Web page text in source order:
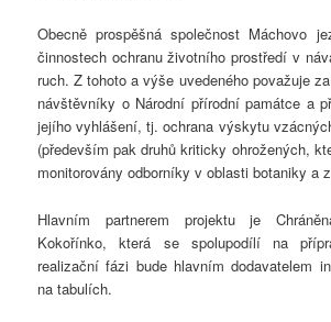
Obecně prospěšná společnost Máchovo
činnostech ochranu životního prostředí v
ruch. Z tohoto a výše uvedeného považuje
návštěvníky o Národní přírodní památce a
jejího vyhlášení, tj. ochrana výskytu
(především pak druhů kriticky ohrožených,
monitorovány odborníky v oblasti botaniky a
Hlavním partnerem projektu je
Kokořínko, která se spolupodílí na
realizační fázi bude hlavním dodavatelem
na tabulích.